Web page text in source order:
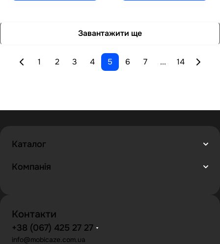
Завантажити ще
1 2 3 4 5 6 7 ... 14
Каталог
Компанія
Контакти
+38 (067) 425 27 27
info@mobicaze.com.ua